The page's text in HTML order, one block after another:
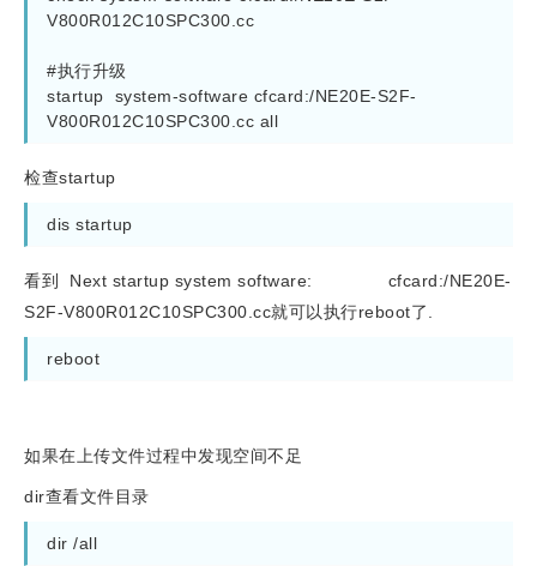
V800R012C10SPC300.cc
#执行升级
startup  system-software cfcard:/NE20E-S2F-
V800R012C10SPC300.cc all
检查startup
dis startup
看到 Next startup system software: cfcard:/NE20E-
S2F-V800R012C10SPC300.cc就可以执行reboot了.
reboot
如果在上传文件过程中发现空间不足
dir查看文件目录
dir /all